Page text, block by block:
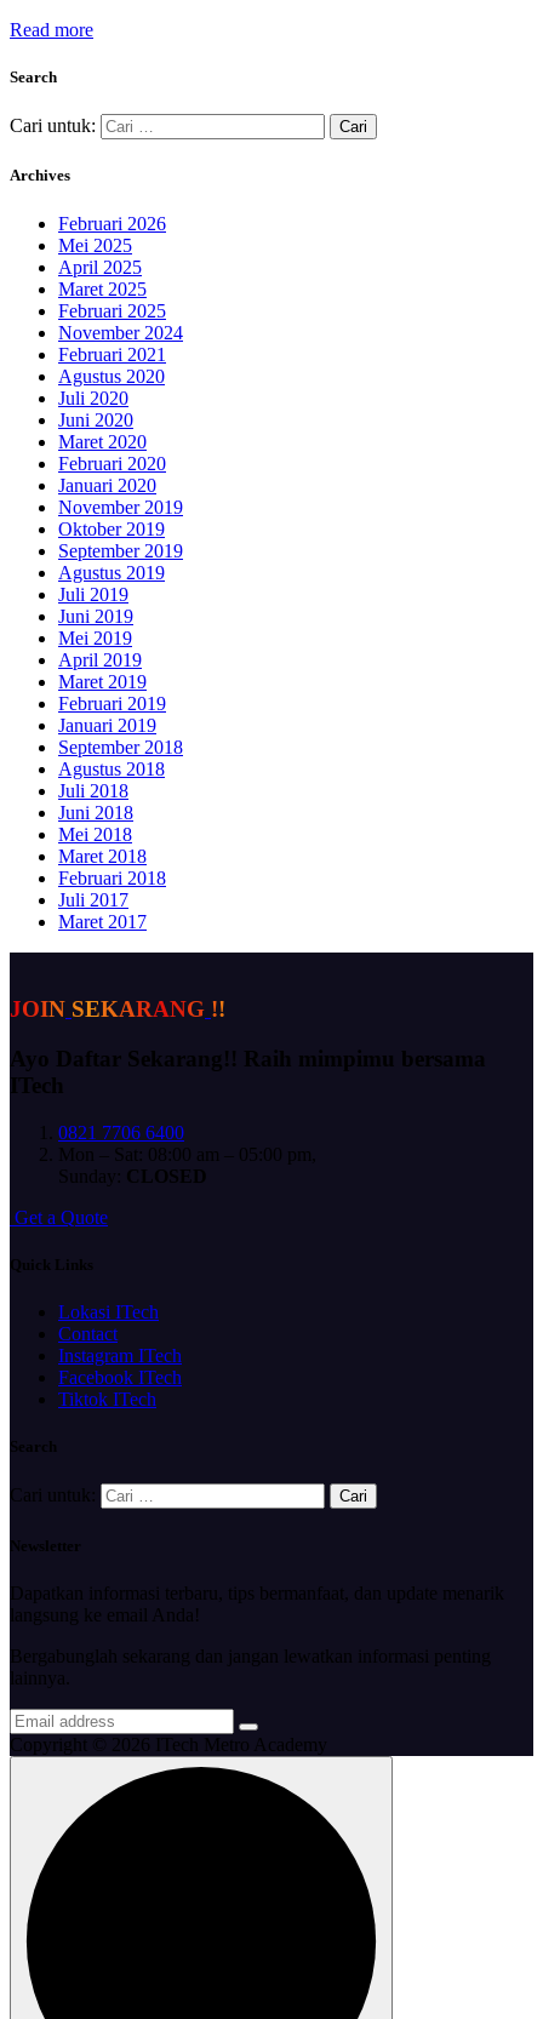
Read more
Search
Cari untuk:
Archives
Februari 2026
Mei 2025
April 2025
Maret 2025
Februari 2025
November 2024
Februari 2021
Agustus 2020
Juli 2020
Juni 2020
Maret 2020
Februari 2020
Januari 2020
November 2019
Oktober 2019
September 2019
Agustus 2019
Juli 2019
Juni 2019
Mei 2019
April 2019
Maret 2019
Februari 2019
Januari 2019
September 2018
Agustus 2018
Juli 2018
Juni 2018
Mei 2018
Maret 2018
Februari 2018
Juli 2017
Maret 2017
JOIN SEKARANG !!
Ayo Daftar Sekarang!! Raih mimpimu bersama
ITech
0821 7706 6400
Mon – Sat: 08:00 am – 05:00 pm,
Sunday: CLOSED
Get a Quote
Quick Links
Lokasi ITech
Contact
Instagram ITech
Facebook ITech
Tiktok ITech
Search
Cari untuk:
Newsletter
Dapatkan informasi terbaru, tips bermanfaat, dan update menarik
langsung ke email Anda!
Bergabunglah sekarang dan jangan lewatkan informasi penting
lainnya.
Copyright © 2026 ITech Metro Academy